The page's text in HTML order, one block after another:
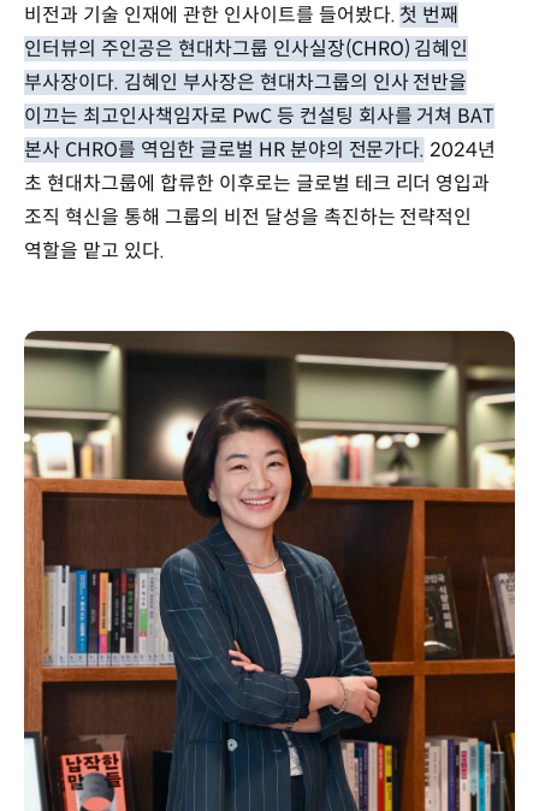
비전과 기술 인재에 관한 인사이트를 들어봤다. 첫 번째
인터뷰의 주인공은 현대차그룹 인사실장(CHRO) 김혜인
부사장이다. 김혜인 부사장은 현대차그룹의 인사 전반을
이끄는 최고인사책임자로 PwC 등 컨설팅 회사를 거쳐 BAT
본사 CHRO를 역임한 글로벌 HR 분야의 전문가다. 2024년
초 현대차그룹에 합류한 이후로는 글로벌 테크 리더 영입과
조직 혁신을 통해 그룹의 비전 달성을 촉진하는 전략적인
역할을 맡고 있다.